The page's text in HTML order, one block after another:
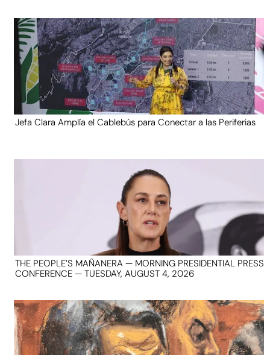
Jefa Clara Amplía el Cablebús para Conectar a las Periferias
THE PEOPLE’S MAÑANERA — MORNING PRESIDENTIAL PRESS
CONFERENCE — TUESDAY, AUGUST 4, 2026